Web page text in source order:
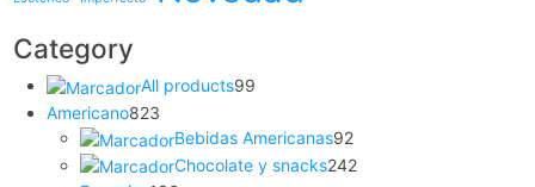
Category
All products9999
Americano823823
productos
Bebidas Americanas9292
productos
Chocolate y snacks242242